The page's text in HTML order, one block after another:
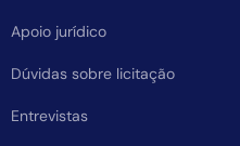
Apoio jurídico
Dúvidas sobre licitação
Entrevistas